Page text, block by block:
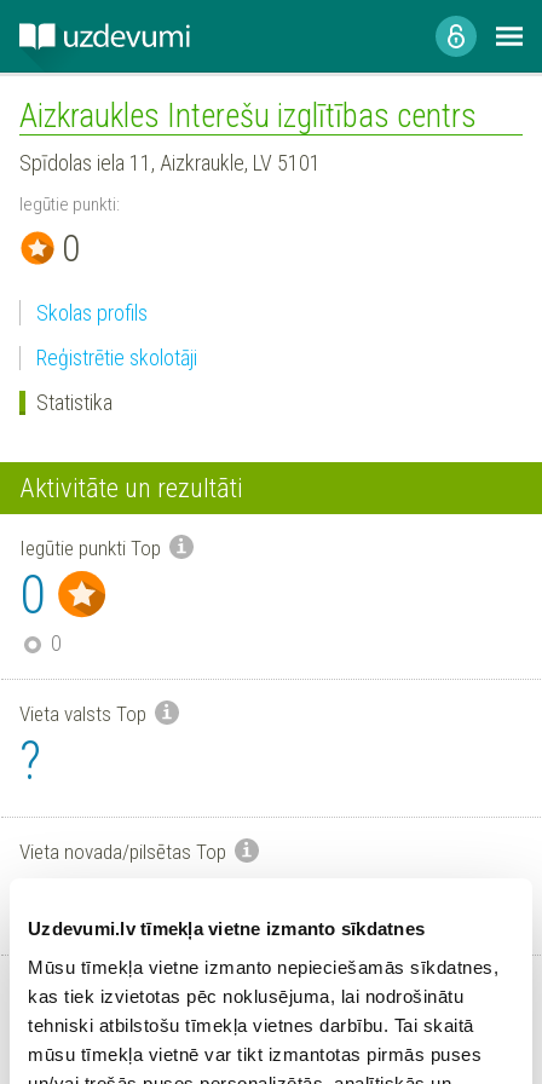
Uzdevumi.lv tīmekļa vietne izmanto sīkdatnes
Mūsu tīmekļa vietne izmanto nepieciešamās sīkdatnes,
kas tiek izvietotas pēc noklusējuma, lai nodrošinātu
tehniski atbilstošu tīmekļa vietnes darbību. Tai skaitā
mūsu tīmekļa vietnē var tikt izmantotas pirmās puses
Aizkraukles Interešu izglītības centrs
Spīdolas iela 11, Aizkraukle, LV 5101
Iegūtie punkti:
0
Skolas profils
Reģistrētie skolotāji
Statistika
Aktivitāte un rezultāti
Iegūtie punkti Top
0
0
Vieta valsts Top
?
Vieta novada/pilsētas Top
Aktīvi skolēni
0/1